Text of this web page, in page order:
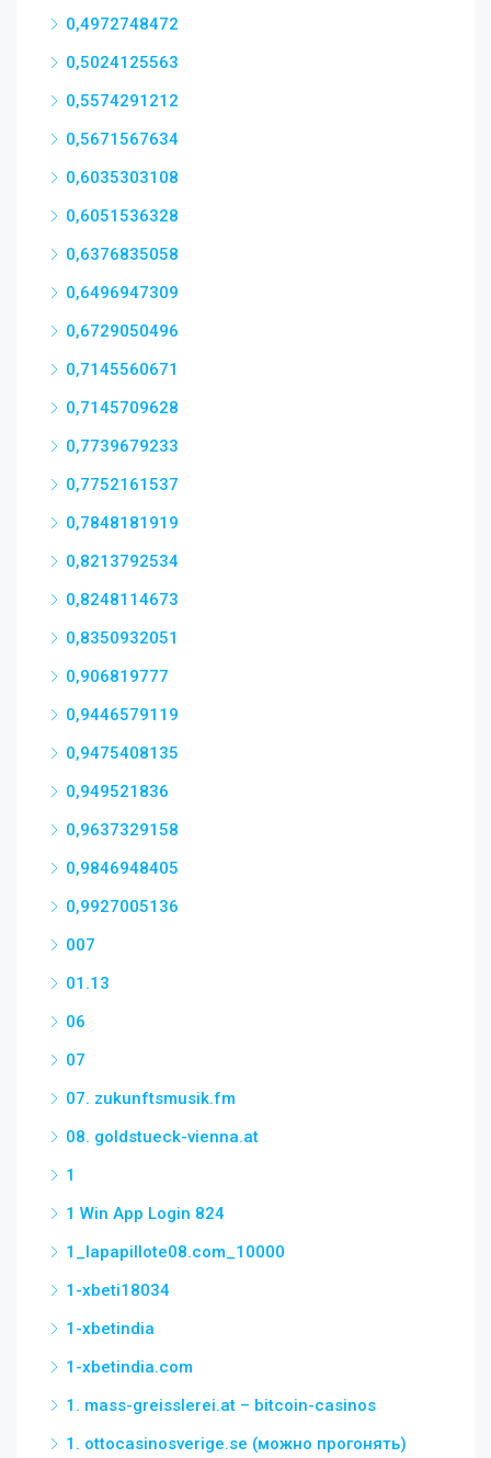
0,4972748472
0,5024125563
0,5574291212
0,5671567634
0,6035303108
0,6051536328
0,6376835058
0,6496947309
0,6729050496
0,7145560671
0,7145709628
0,7739679233
0,7752161537
0,7848181919
0,8213792534
0,8248114673
0,8350932051
0,906819777
0,9446579119
0,9475408135
0,949521836
0,9637329158
0,9846948405
0,9927005136
007
01.13
06
07
07. zukunftsmusik.fm
08. goldstueck-vienna.at
1
1 Win App Login 824
1_lapapillote08.com_10000
1-xbeti18034
1-xbetindia
1-xbetindia.com
1. mass-greisslerei.at – bitcoin-casinos
1. ottocasinosverige.se (можно прогонять)